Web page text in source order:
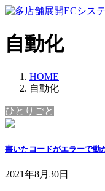
コ
テ
ン
ッ
プ
ナ
ゲ
ー
移
動
自動化
HOME
自動化
ひとりごと
書いたコードがエラーで動
2021年8月30日